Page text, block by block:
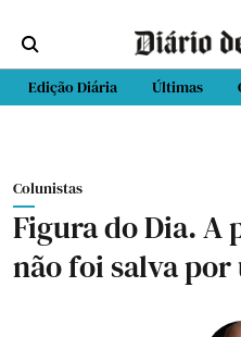
Edição Diária Últimas
Colunistas
Figura do Dia.
não foi salva